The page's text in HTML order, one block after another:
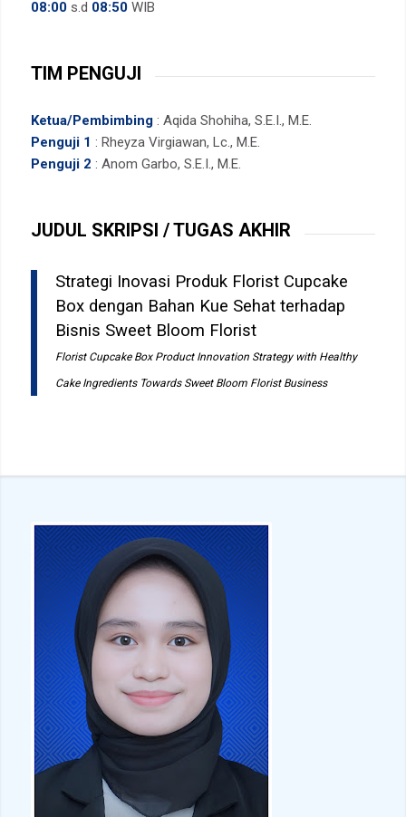
08:00s.d 08:50WIB
TIM PENGUJI
Ketua/Pembimbing: Aqida Shohiha, S.E.I., M.E.
Penguji 1 : Rheyza Virgiawan, Lc., M.E.
Penguji 2 : Anom Garbo, S.E.I., M.E.
JUDUL SKRIPSI / TUGAS AKHIR
Strategi Inovasi Produk Florist Cupcake
Box dengan Bahan Kue Sehat terhadap
Bisnis Sweet Bloom Florist
Florist Cupcake Box Product Innovation Strategy with Healthy
Cake Ingredients Towards Sweet Bloom Florist Business